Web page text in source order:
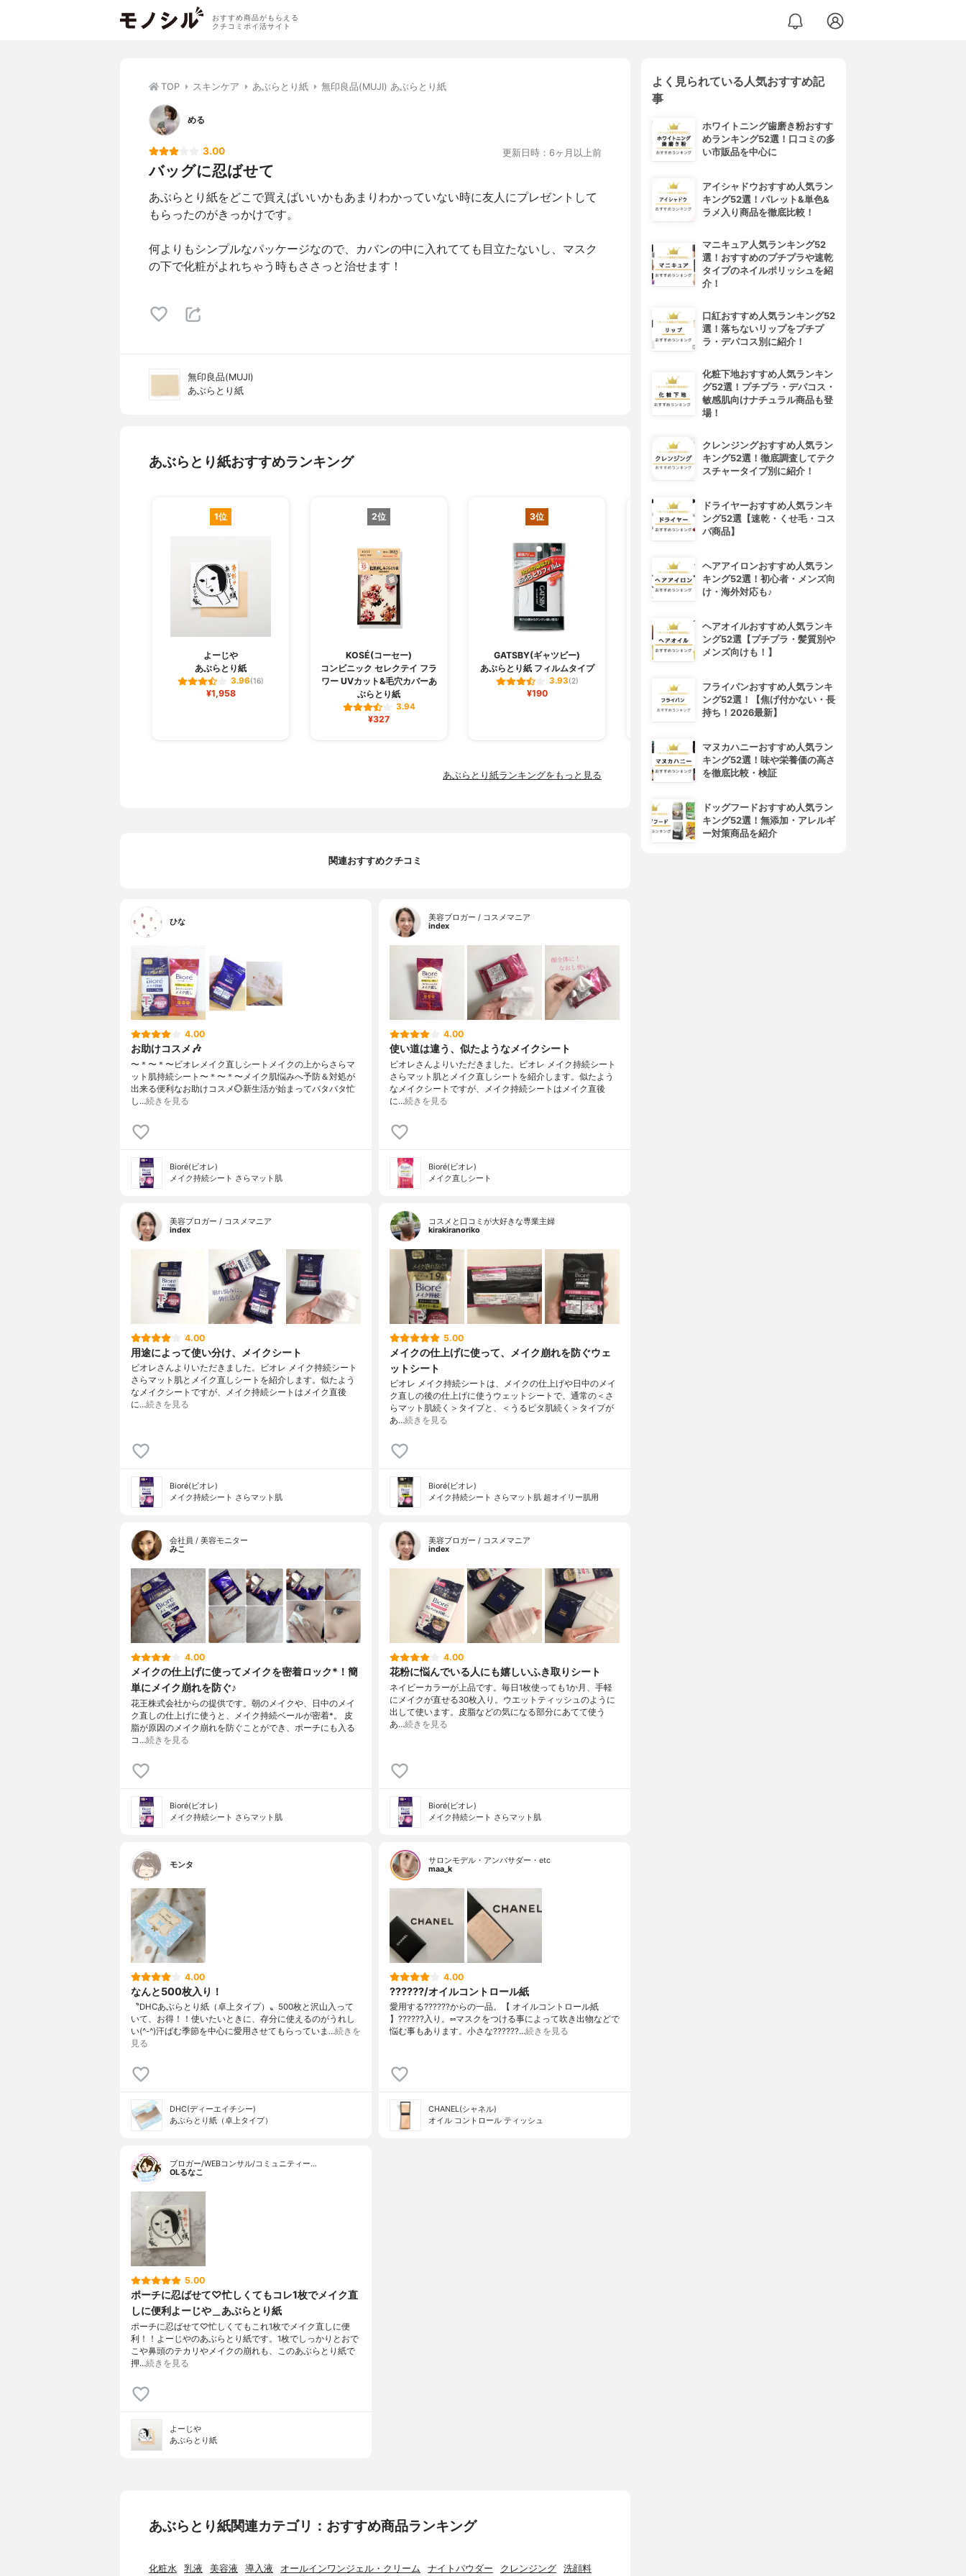
おすすめ商品がもらえる
クチコミポイ活サイト
TOP スキンケア あぶらとり紙 無印良品(MUJI) あぶらとり紙
める
3.00 更新日時：6ヶ月以上前
バッグに忍ばせて
あぶらとり紙をどこで買えばいいかもあまりわかっていない時に友人にプレゼントして
もらったのがきっかけです。
何よりもシンプルなパッケージなので、カバンの中に入れてても目立たないし、マスク
の下で化粧がよれちゃう時もささっと治せます！
無印良品(MUJI)
あぶらとり紙
あぶらとり紙おすすめランキング
1位
よーじや
あぶらとり紙
3.96(16)
¥1,958
2位
KOSÉ(コーセー)
コンビニック セレクテイ フラ
ワー UVカット&毛穴カバーあ
ぶらとり紙
3.94
¥327
3位
GATSBY(ギャツビー)
あぶらとり紙 フィルムタイプ
3.93(2)
¥190
4位
無印良品(MUJI)
3.86 (1)
¥190
あぶらとり紙ランキングをもっと見る
関連おすすめクチコミ
ひな
4.00
お助けコスメ🎶
〜＊〜＊〜ビオレメイク直しシートメイクの上からさらマ
ット肌持続シート〜＊〜＊〜⁡メイク肌悩みへ予防＆対処が
出来る便利なお助けコスメ💮新生活が始まってバタバタ忙
し…続きを見る
Bioré(ビオレ)
メイク持続シート さらマット肌
美容ブロガー / コスメマニア
index
4.00
使い道は違う、似たようなメイクシート
ビオレさんよりいただきました。ビオレ メイク持続シート
さらマット肌とメイク直しシートを紹介します。似たよう
なメイクシートですが、メイク持続シートはメイク直後
に…続きを見る
Bioré(ビオレ)
メイク直しシート
美容ブロガー / コスメマニア
index
4.00
用途によって使い分け、メイクシート
ビオレさんよりいただきました。ビオレ メイク持続シート
さらマット肌とメイク直しシートを紹介します。似たよう
なメイクシートですが、メイク持続シートはメイク直後
に…続きを見る
Bioré(ビオレ)
メイク持続シート さらマット肌
コスメと口コミが大好きな専業主婦
kirakiranoriko
5.00
メイクの仕上げに使って、メイク崩れを防ぐウェ
ットシート
ビオレ メイク持続シートは、メイクの仕上げや日中のメイ
ク直しの後の仕上げに使うウェットシートで、通常の＜さ
らマット肌続く＞タイプと、＜うるピタ肌続く＞タイプが
あ…続きを見る
Bioré(ビオレ)
メイク持続シート さらマット肌 超オイリー肌用
会社員 / 美容モニター
みこ
4.00
メイクの仕上げに使ってメイクを密着ロック*！簡
単にメイク崩れを防ぐ♪
花王株式会社からの提供です。朝のメイクや、日中のメイ
ク直しの仕上げに使うと、メイク持続ベールが密着*。 皮
脂が原因のメイク崩れを防ぐことができ、ポーチにも入る
コ…続きを見る
Bioré(ビオレ)
メイク持続シート さらマット肌
美容ブロガー / コスメマニア
index
4.00
花粉に悩んでいる人にも嬉しいふき取りシート
ネイビーカラーが上品です。毎日1枚使っても1か月、手軽
にメイクが直せる30枚入り。ウエットティッシュのように
出して使います。皮脂などの気になる部分にあてて使う
あ…続きを見る
Bioré(ビオレ)
メイク持続シート さらマット肌
モンタ
4.00
なんと500枚入り！
〝DHCあぶらとり紙（卓上タイプ）〟500枚と沢山入って
いて、お得！！使いたいときに、存分に使えるのがうれし
い(^-^)汗ばむ季節を中心に愛用させてもらっていま…続きを
見る
DHC(ディーエイチシー)
あぶらとり紙（卓上タイプ）
サロンモデル・アンバサダー・etc
maa_k
4.00
??????/オイルコントロール紙
愛用する??????からの一品。【 オイルコントロール紙
】??????入り。▫️▫️マスクをつける事によって吹き出物などで
悩む事もあります。小さな??????…続きを見る
CHANEL(シャネル)
オイル コントロール ティッシュ
ブロガー/WEBコンサル/コミュニティー…
OLるなこ
5.00
ポーチに忍ばせて♡忙しくてもコレ1枚でメイク直
しに便利よーじや＿あぶらとり紙
ポーチに忍ばせて♡忙しくてもこれ1枚でメイク直しに便
利！！よーじやのあぶらとり紙です。1枚でしっかりとおで
こや鼻頭のテカリやメイクの崩れも、このあぶらとり紙で
押…続きを見る
よーじや
あぶらとり紙
あぶらとり紙関連カテゴリ：おすすめ商品ランキング
化粧水 乳液 美容液 導入液 オールインワンジェル・クリーム ナイトパウダー クレンジング 洗顔料
よく見られている人気おすすめ記
事
ホワイトニング歯磨き粉おすす
めランキング52選！口コミの多
い市販品を中心に
アイシャドウおすすめ人気ラン
キング52選！パレット&単色&
ラメ入り商品を徹底比較！
マニキュア人気ランキング52
選！おすすめのプチプラや速乾
タイプのネイルポリッシュを紹
介！
口紅おすすめ人気ランキング52
選！落ちないリップをプチプ
ラ・デパコス別に紹介！
化粧下地おすすめ人気ランキン
グ52選！プチプラ・デパコス・
敏感肌向けナチュラル商品も登
場！
クレンジングおすすめ人気ラン
キング52選！徹底調査してテク
スチャータイプ別に紹介！
ドライヤーおすすめ人気ランキ
ング52選【速乾・くせ毛・コス
パ商品】
ヘアアイロンおすすめ人気ラン
キング52選！初心者・メンズ向
け・海外対応も♪
ヘアオイルおすすめ人気ランキ
ング52選【プチプラ・髪質別や
メンズ向けも！】
フライパンおすすめ人気ランキ
ング52選！【焦げ付かない・長
持ち！2026最新】
マヌカハニーおすすめ人気ラン
キング52選！味や栄養価の高さ
を徹底比較・検証
ドッグフードおすすめ人気ラン
キング52選！無添加・アレルギ
ー対策商品を紹介